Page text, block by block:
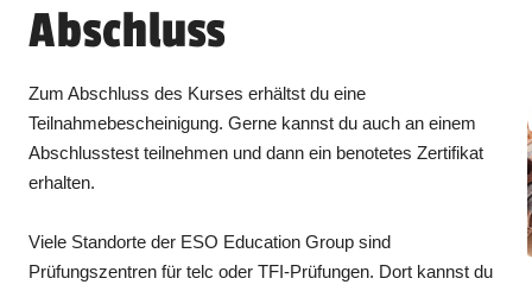
Abschluss
Zum Abschluss des Kurses erhältst du eine
Teilnahmebescheinigung. Gerne kannst du auch an einem
Abschlusstest teilnehmen und dann ein benotetes Zertifikat
erhalten.
Viele Standorte der ESO Education Group sind
Prüfungszentren für telc oder TFI-Prüfungen. Dort kannst du